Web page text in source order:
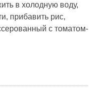
в холодную воду,
прибавить рис,
с томатом-